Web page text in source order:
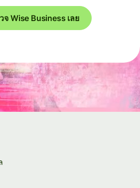
จ Wise Business เลย